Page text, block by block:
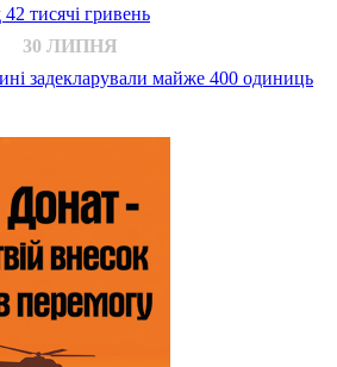
тисячі гривень
30 ЛИПНЯ
задекларували майже 400 одиниць